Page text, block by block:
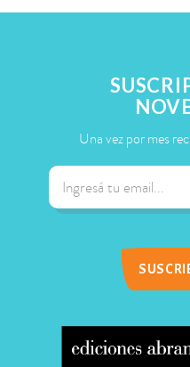
Una vez por mes